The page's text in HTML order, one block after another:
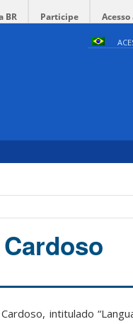
BR Participe
intitulado